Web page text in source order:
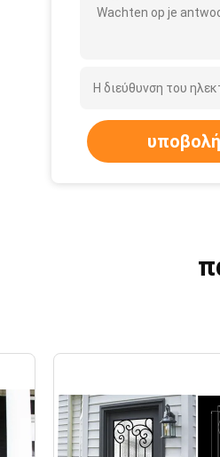
Wachten op je
υποβολή